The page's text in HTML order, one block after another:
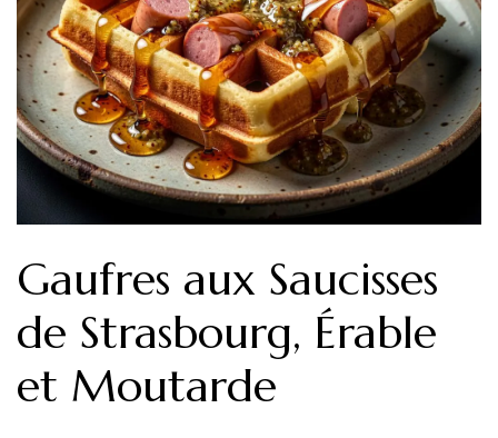
Gaufres aux Saucisses
de Strasbourg, Érable
et Moutarde